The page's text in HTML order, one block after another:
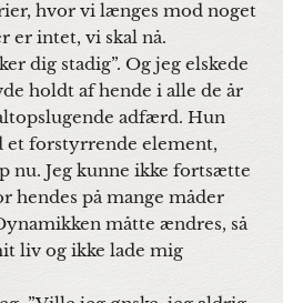
hvor vi længes mod noget
er intet, vi skal nå.
dig stadig”. Og jeg elskede
holdt af hende i alle de år
adfærd. Hun
et forstyrrende element,
nu. Jeg kunne ikke fortsætte
hendes på mange måder
måtte ændres, så
liv og ikke lade mig